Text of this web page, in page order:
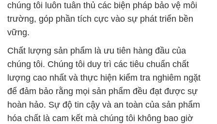
chúng tôi luôn tuân thủ các biện pháp bảo vệ môi
trường, góp phần tích cực vào sự phát triển bền
vững.
Chất lượng sản phẩm là ưu tiên hàng đầu của
chúng tôi. Chúng tôi duy trì các tiêu chuẩn chất
lượng cao nhất và thực hiện kiểm tra nghiêm ngặt
để đảm bảo rằng mọi sản phẩm đều đạt được sự
hoàn hảo. Sự độ tin cậy và an toàn của sản phẩm
hóa chất là cam kết mà chúng tôi không bao giờ